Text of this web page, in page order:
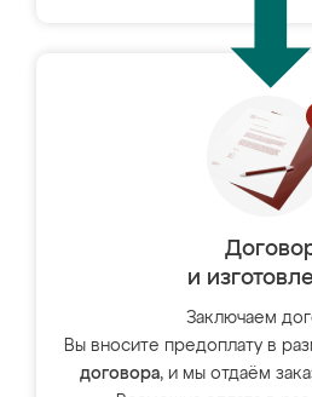
и
Заключаем
Вы вносите предоплату в
договора, и мы отдаём